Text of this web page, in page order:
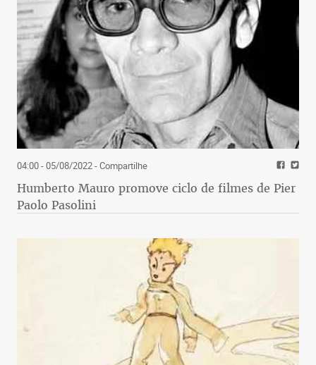
04:00 - 05/08/2022- Compartilhe
Humberto Mauro promove ciclo de filmes de Pier
Paolo Pasolini